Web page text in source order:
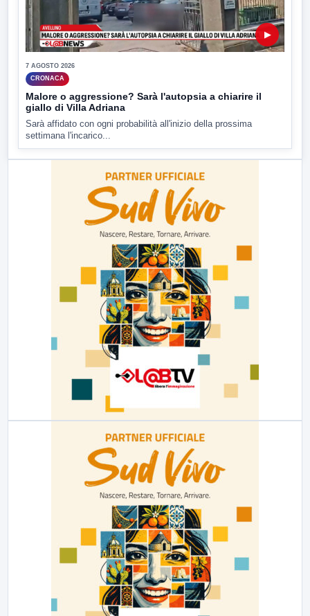
▶
7 AGOSTO 2026
CRONACA
Malore o aggressione? Sarà l'autopsia a chiarire il
giallo di Villa Adriana
Sarà affidato con ogni probabilità all'inizio della prossima
settimana l'incarico...